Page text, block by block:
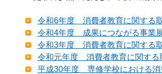
令和6年度 消費者教育に関する
令和4年度 成果につながる事業
令和3年度 消費者教育に関する
令和元年度 消費者教育に関する
平成30年度 専修学校における消